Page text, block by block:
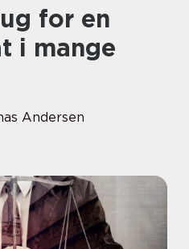
i mange
Andersen